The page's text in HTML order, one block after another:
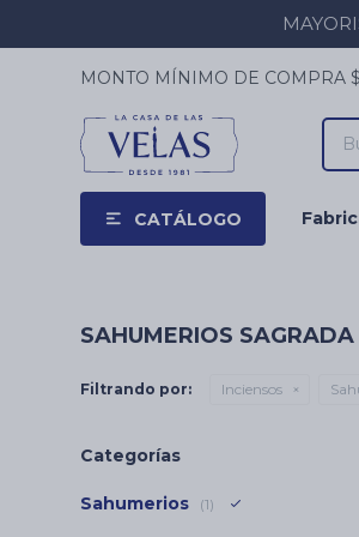
CATÁLOGO
MONTO MÍNIMO DE COMPRA
SAHUMERIOS
Filtrando por: Inciensos
Categorías
Sahumerios (1)